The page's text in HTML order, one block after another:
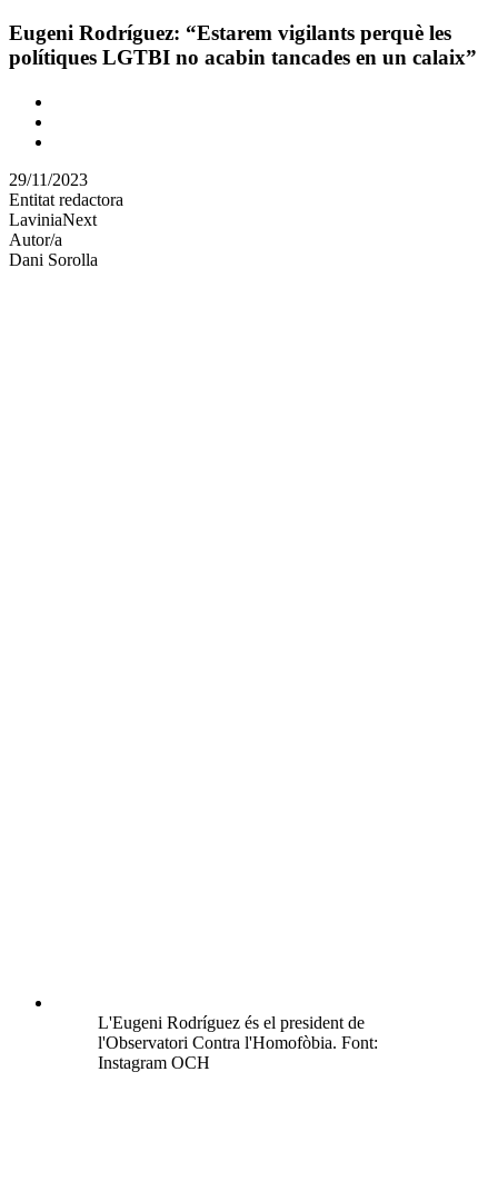
la
notícia
Eugeni Rodríguez: “Estarem vigilants perquè les
polítiques LGTBI no acabin tancades en un calaix”
Comparteix
altres
xarxes
socials
29/11/2023
Entitat redactora
LaviniaNext
Autor/a
Dani Sorolla
L'Eugeni Rodríguez és el president de
l'Observatori Contra l'Homofòbia. Font:
Instagram OCH